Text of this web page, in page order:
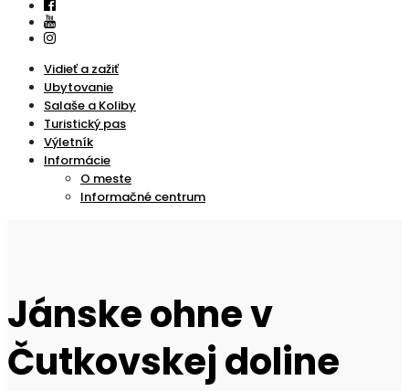
Vidieť a zažiť
Ubytovanie
Salaše a Koliby
Turistický pas
Výletník
Informácie
O meste
Informačné centrum
Jánske ohne v
Čutkovskej doline